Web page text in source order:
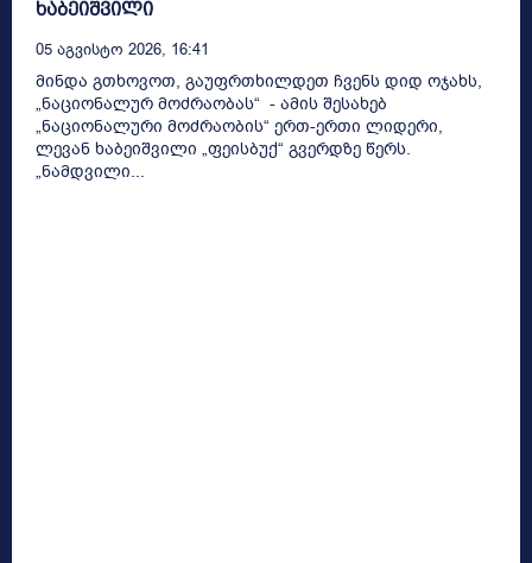
ხაბეიშვილი
05 Აგვისტო 2026, 16:41
მინდა გთხოვოთ, გაუფრთხილდეთ ჩვენს დიდ ოჯახს,
„ნაციონალურ მოძრაობას“ - ამის შესახებ
„ნაციონალური მოძრაობის“ ერთ-ერთი ლიდერი,
ლევან ხაბეიშვილი „ფეისბუქ“ გვერდზე წერს.
„ნამდვილი...